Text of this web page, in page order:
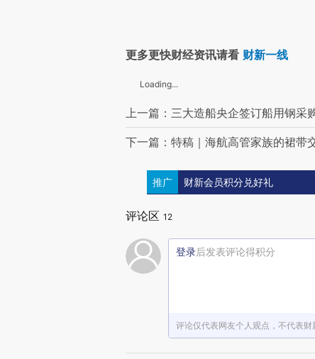
更多更快财经资讯请看 财新一线
Loading...
上一篇：三大造船央企签订船用钢采
下一篇：特稿｜海航高管家族的裙带
推广 财新会员积分兑好礼
评论区 12
登录后发表评论得积分
评论仅代表网友个人观点，不代表财